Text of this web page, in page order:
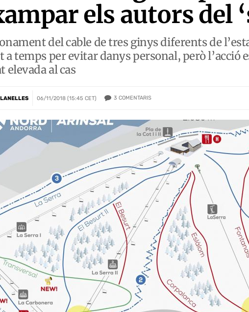
els autors del
del cable de tres ginys diferents de
a temps per evitar danys personal, però l’acció
elevada al cas
06/11/2018 (15:45 CET) 3 COMENTARIS